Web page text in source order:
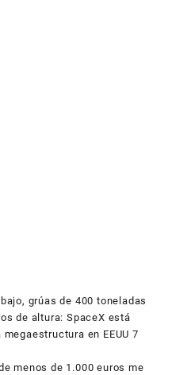
grúas de 400 toneladas
de altura: SpaceX está
megaestructura en EEUU 7
menos de 1.000 euros me